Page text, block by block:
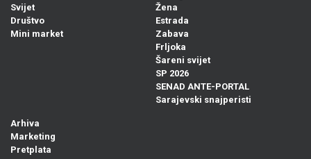
Svijet
Društvo
Mini market
Žena
Estrada
Zabava
Frljoka
Šareni svijet
SP 2026
SENAD ANTE-PORTAL
Sarajevski snajperisti
Arhiva
Marketing
Pretplata